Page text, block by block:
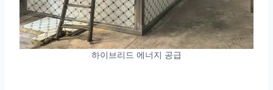
하이브리드 에너지 공급